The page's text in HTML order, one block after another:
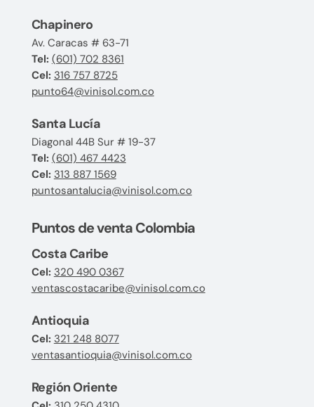
Chapinero
Av. Caracas # 63-71
Tel: (601) 702 8361
Cel: 316 757 8725
punto64@vinisol.com.co
Santa Lucía
Diagonal 44B Sur # 19-37
Tel: (601) 467 4423
Cel: 313 887 1569
puntosantalucia@vinisol.com.co
Puntos de venta Colombia
Costa Caribe
Cel: 320 490 0367
ventascostacaribe@vinisol.com.co
Antioquia
Cel: 321 248 8077
ventasantioquia@vinisol.com.co
Región Oriente